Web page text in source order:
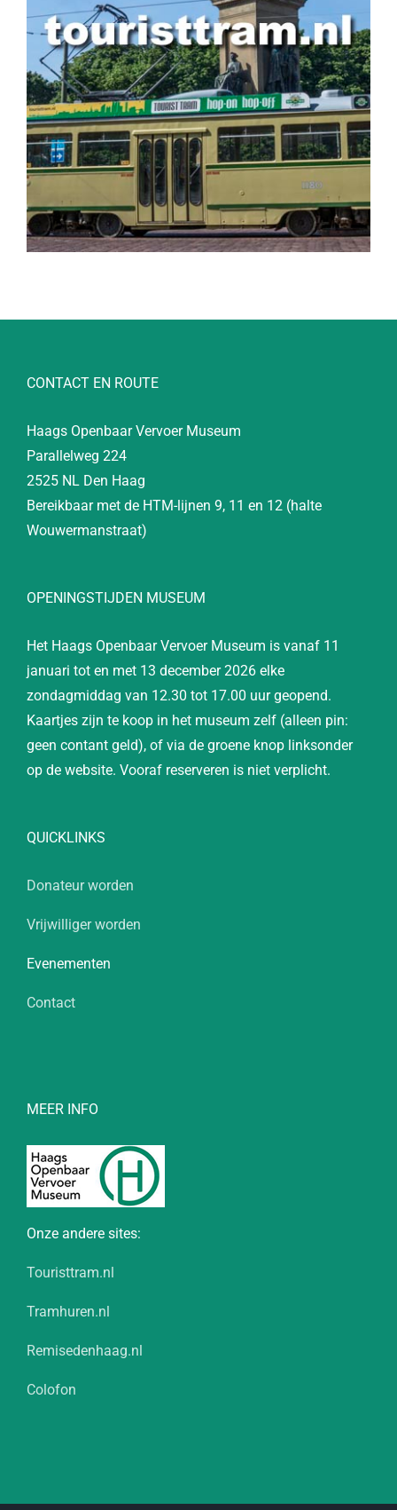
CONTACT EN ROUTE
Haags Openbaar Vervoer Museum
Parallelweg 224
2525 NL Den Haag
Bereikbaar met de HTM-lijnen 9, 11 en 12 (halte
Wouwermanstraat)
OPENINGSTIJDEN MUSEUM
Het Haags Openbaar Vervoer Museum is vanaf 11
januari tot en met 13 december 2026 elke
zondagmiddag van 12.30 tot 17.00 uur geopend.
Kaartjes zijn te koop in het museum zelf (alleen pin:
geen contant geld), of via de groene knop linksonder
op de website. Vooraf reserveren is niet verplicht.
QUICKLINKS
Donateur worden
Vrijwilliger worden
Evenementen
Contact
MEER INFO
Onze andere sites:
Touristtram.nl
Tramhuren.nl
Remisedenhaag.nl
Colofon